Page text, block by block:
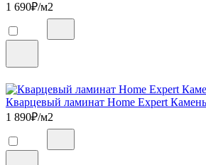
1 690₽/м2
Кварцевый ламинат Home Expert
1 890₽/м2